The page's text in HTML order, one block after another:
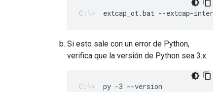
extcap_ot.bat --extcap-
Si esto sale con un error de Python,
verifica que la versión de Python sea 3.x:
py -3 --version